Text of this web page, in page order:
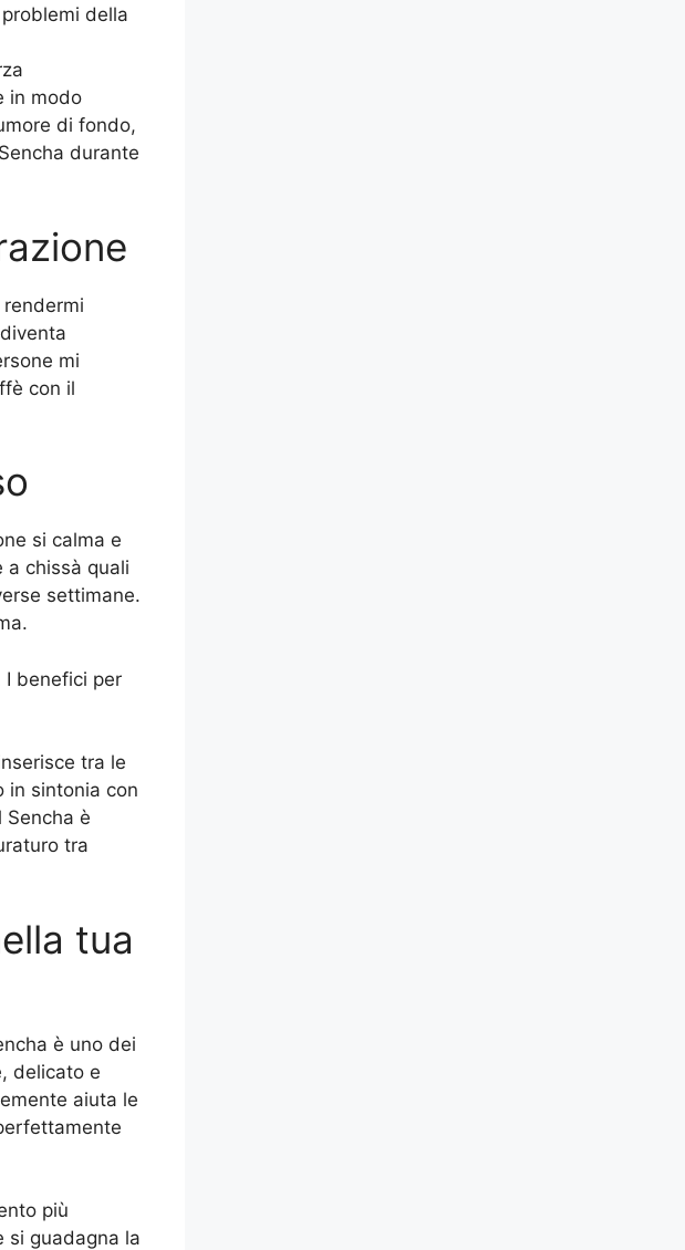
della
in modo
di fondo,
durante
mi
con il
si calma e
a chissà quali
settimane.
I benefici per
tra le
in sintonia con
Sencha è
tra
tua
è uno dei
delicato e
aiuta le
più
si guadagna la